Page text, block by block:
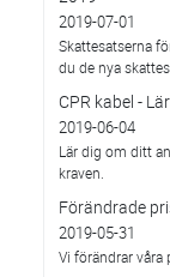
2019-07-01
Skattesatserna
du de nya
CPR kabel -
2019-06-04
Lär dig om ditt
kraven.
Förändrade
2019-05-31
Vi förändrar våra